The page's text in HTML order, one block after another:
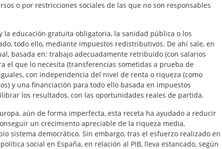
o por restricciones sociales de las que no son responsables
la educación gratuita obligatoria, la sanidad pública o los
todo ello, mediante impuestos redistributivos. De ahí sale, en
basada en: trabajo adecuadamente retribuido (con salarios
el que lo necesita (transferencias sometidas a prueba de
con independencia del nivel de renta o riqueza (como
y una financiación para todo ello basada en impuestos
los resultados, con las oportunidades reales de partida.
aún de forma imperfecta, esta receta ha ayudado a reducir
un crecimiento apreciable de la riqueza media,
sistema democrático. Sin embargo, tras el esfuerzo realizado en
social en España, en relación al PIB, lleva estancado, según